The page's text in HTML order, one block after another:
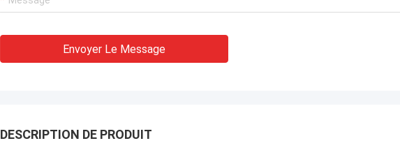
Envoyer Le Message
DESCRIPTION DE PRODUIT